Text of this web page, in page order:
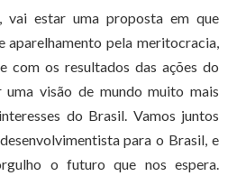
vai estar uma proposta em que
aparelhamento pela meritocracia,
com os resultados das ações do
visão de mundo muito mais
do Brasil. Vamos juntos
para o Brasil, e
o futuro que nos espera.